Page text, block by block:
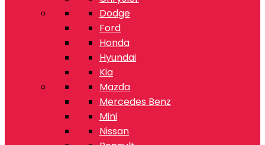
Dodge
Ford
Honda
Hyundai
Kia
Mazda
Mercedes Benz
Mini
Nissan